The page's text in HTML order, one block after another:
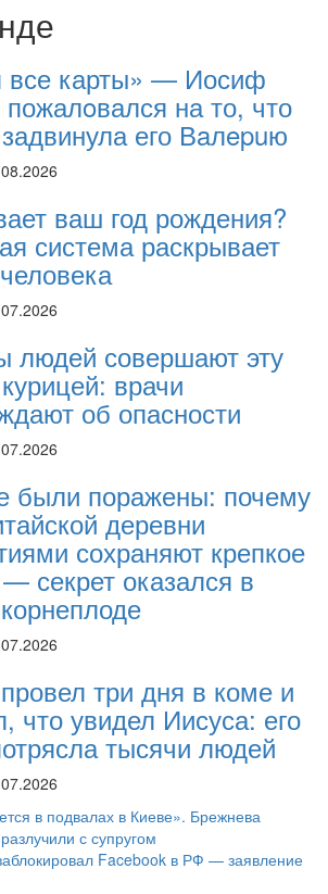
все карты» — Иосиф
на то, что
его Вaлepuю
ваш год рождения?
система раскрывает
людей совершают эту
врачи
об опасности
были поражены: почему
деревни
сохраняют крепкое
секрет оказался в
три дня в коме и
что увидел Иисуса: его
тысячи людей
в подвалах в Киеве». Брежнева
с супругом
Facebook в РФ — заявление